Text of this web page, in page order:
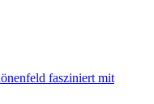
fasziniert mit